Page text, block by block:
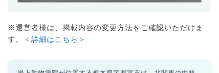
※運営者様は、掲載内容の変更方法をご確認いただけま
す。
＜詳細はこちら＞